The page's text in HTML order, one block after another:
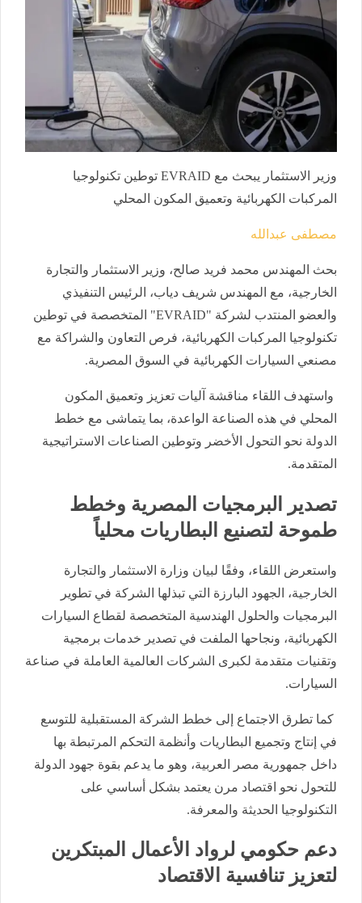
وزير الاستثمار يبحث مع EVRAID توطين تكنولوجيا
المركبات الكهربائية وتعميق المكون المحلي
مصطفى عبدالله
بحث المهندس محمد فريد صالح، وزير الاستثمار والتجارة
الخارجية، مع المهندس شريف دياب، الرئيس التنفيذي
والعضو المنتدب لشركة "EVRAID" المتخصصة في توطين
تكنولوجيا المركبات الكهربائية، فرص التعاون والشراكة مع
مصنعي السيارات الكهربائية في السوق المصرية.
واستهدف اللقاء مناقشة آليات تعزيز وتعميق المكون
المحلي في هذه الصناعة الواعدة، بما يتماشى مع خطط
الدولة نحو التحول الأخضر وتوطين الصناعات الاستراتيجية
المتقدمة.
تصدير البرمجيات المصرية وخطط
طموحة لتصنيع البطاريات محلياً
واستعرض اللقاء، وفقًا لبيان وزارة الاستثمار والتجارة
الخارجية، الجهود البارزة التي تبذلها الشركة في تطوير
البرمجيات والحلول الهندسية المتخصصة لقطاع السيارات
الكهربائية، ونجاحها الملفت في تصدير خدمات برمجية
وتقنيات متقدمة لكبرى الشركات العالمية العاملة في صناعة
السيارات.
كما تطرق الاجتماع إلى خطط الشركة المستقبلية للتوسع
في إنتاج وتجميع البطاريات وأنظمة التحكم المرتبطة بها
داخل جمهورية مصر العربية، وهو ما يدعم بقوة جهود الدولة
للتحول نحو اقتصاد مرن يعتمد بشكل أساسي على
التكنولوجيا الحديثة والمعرفة.
دعم حكومي لرواد الأعمال المبتكرين
لتعزيز تنافسية الاقتصاد